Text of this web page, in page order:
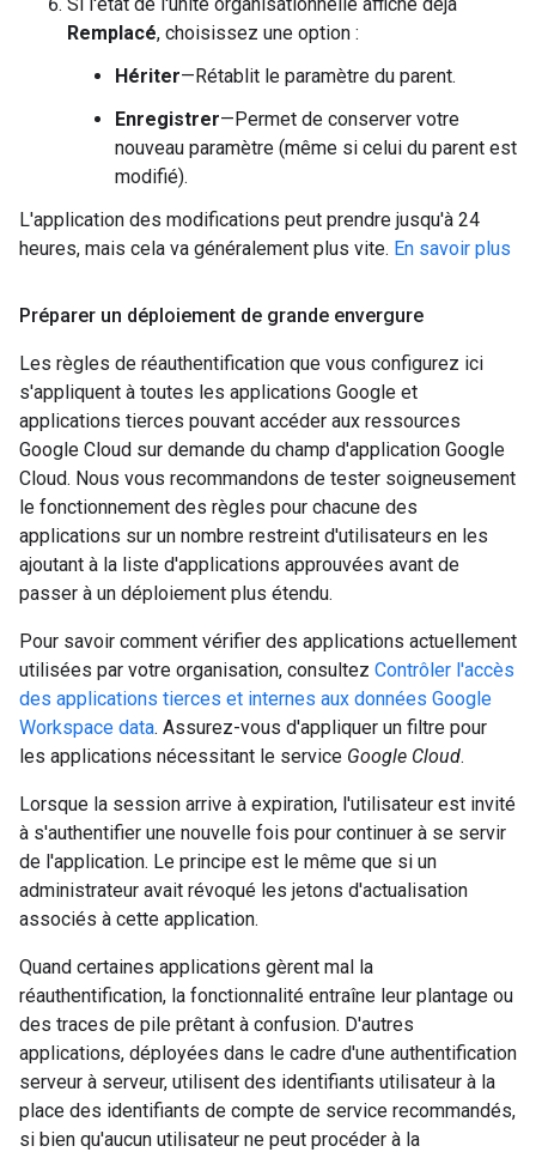
Remplacé, choisissez une option :
Hériter—Rétablit le paramètre du parent.
Enregistrer—Permet de conserver votre
nouveau paramètre (même si celui du parent est
modifié).
L'application des modifications peut prendre jusqu'à 24
heures, mais cela va généralement plus vite. En savoir plus
Préparer un déploiement de grande envergure
Les règles de réauthentification que vous configurez ici
s'appliquent à toutes les applications Google et
applications tierces pouvant accéder aux ressources
Google Cloud sur demande du champ d'application Google
Cloud. Nous vous recommandons de tester soigneusement
le fonctionnement des règles pour chacune des
applications sur un nombre restreint d'utilisateurs en les
ajoutant à la liste d'applications approuvées avant de
passer à un déploiement plus étendu.
Pour savoir comment vérifier des applications actuellement
utilisées par votre organisation, consultez Contrôler l'accès
des applications tierces et internes aux données Google
Workspace data. Assurez-vous d'appliquer un filtre pour
les applications nécessitant le service Google Cloud.
Lorsque la session arrive à expiration, l'utilisateur est invité
à s'authentifier une nouvelle fois pour continuer à se servir
de l'application. Le principe est le même que si un
administrateur avait révoqué les jetons d'actualisation
associés à cette application.
Quand certaines applications gèrent mal la
réauthentification, la fonctionnalité entraîne leur plantage ou
des traces de pile prêtant à confusion. D'autres
applications, déployées dans le cadre d'une authentification
serveur à serveur, utilisent des identifiants utilisateur à la
place des identifiants de compte de service recommandés,
si bien qu'aucun utilisateur ne peut procéder à la